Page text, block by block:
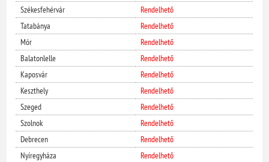
Székesfehérvár
Rendelhető
Tatabánya
Rendelhető
Mór
Rendelhető
Balatonlelle
Rendelhető
Kaposvár
Rendelhető
Keszthely
Rendelhető
Szeged
Rendelhető
Szolnok
Rendelhető
Debrecen
Rendelhető
Nyíregyháza
Rendelhető